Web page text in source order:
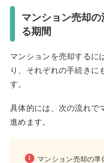
マンション売却
る期間
マンションを売却するに
り、それぞれの手続きに
す。
具体的には、次の流れで
進めます。
マンション売却の準